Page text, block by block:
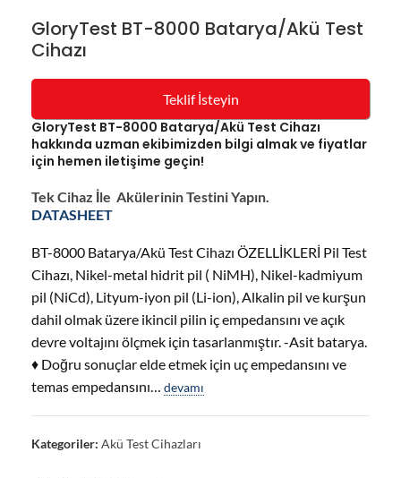
GloryTest BT-8000 Batarya/Akü Test
Cihazı
Teklif İsteyin
GloryTest BT-8000 Batarya/Akü Test Cihazı
hakkında uzman ekibimizden bilgi almak ve fiyatlar
için hemen iletişime geçin!
Tek Cihaz İle Akülerinin Testini Yapın.
DATASHEET
BT-8000 Batarya/Akü Test Cihazı ÖZELLİKLERİ Pil Test
Cihazı, Nikel-metal hidrit pil ( NiMH), Nikel-kadmiyum
pil (NiCd), Lityum-iyon pil (Li-ion), Alkalin pil ve kurşun
dahil olmak üzere ikincil pilin iç empedansını ve açık
devre voltajını ölçmek için tasarlanmıştır. -Asit batarya.
♦ Doğru sonuçlar elde etmek için uç empedansını ve
temas empedansını… devamı
Kategoriler: Akü Test Cihazları